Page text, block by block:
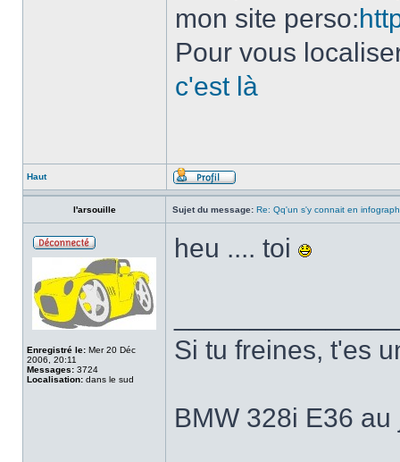
mon site perso:
Pour vous
c'est là
Haut
l'arsouille Sujet du message: Re: Qq'un s'y connait en
Enregistré le: Mer 20 Déc
2006, 20:11
Messages: 3724
Localisation: dans le sud
heu .... toi
Si tu freines, t'es
BMW 328i E36